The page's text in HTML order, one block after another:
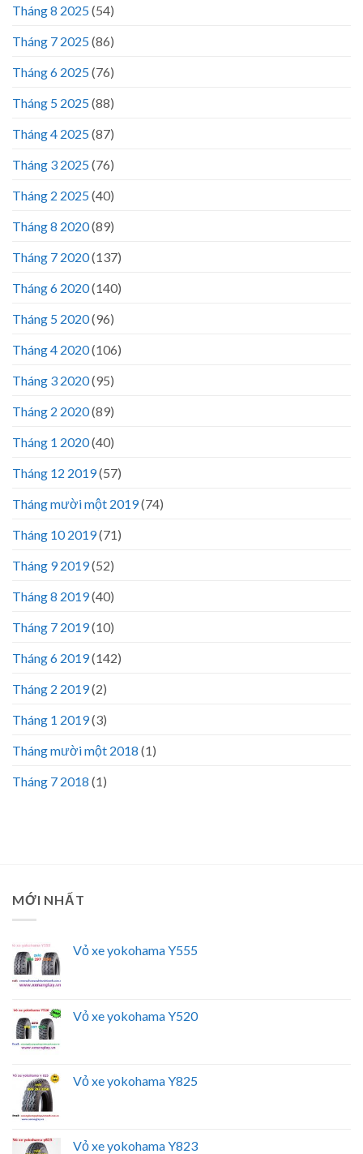
Tháng 8 2025(54)
Tháng 7 2025(86)
Tháng 6 2025(76)
Tháng 5 2025(88)
Tháng 4 2025(87)
Tháng 3 2025(76)
Tháng 2 2025(40)
Tháng 8 2020(89)
Tháng 7 2020(137)
Tháng 6 2020(140)
Tháng 5 2020(96)
Tháng 4 2020(106)
Tháng 3 2020(95)
Tháng 2 2020(89)
Tháng 1 2020(40)
Tháng 12 2019(57)
Tháng mười một 2019(74)
Tháng 10 2019(71)
Tháng 9 2019(52)
Tháng 8 2019(40)
Tháng 7 2019(10)
Tháng 6 2019(142)
Tháng 2 2019(2)
Tháng 1 2019(3)
Tháng mười một 2018 (1)
Tháng 7 2018 (1)
MỚI NHẤT
Vỏ xe yokohama Y555
Vỏ xe yokohama Y520
Vỏ xe yokohama Y825
Vỏ xe yokohama Y823